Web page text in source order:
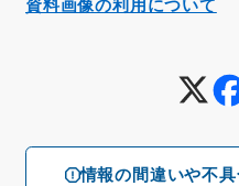
情報の間違いや不
資料画像の利用について